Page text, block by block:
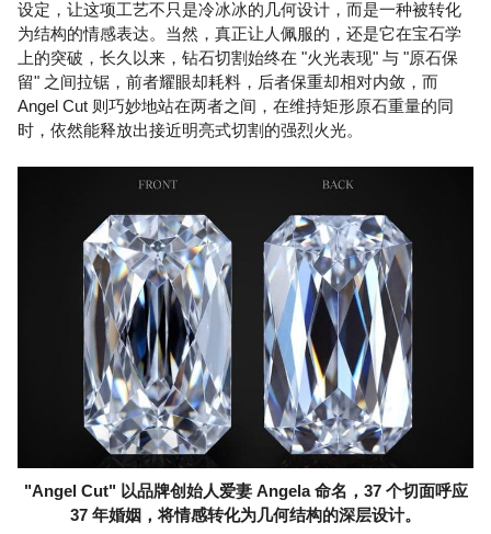
设定，让这项工艺不只是冷冰冰的几何设计，而是一种被转化
为结构的情感表达。当然，真正让人佩服的，还是它在宝石学
上的突破，长久以来，钻石切割始终在 "火光表现" 与 "原石保
留" 之间拉锯，前者耀眼却耗料，后者保重却相对内敛，而
Angel Cut 则巧妙地站在两者之间，在维持矩形原石重量的同
时，依然能释放出接近明亮式切割的强烈火光。
"Angel Cut" 以品牌创始人爱妻 Angela 命名，37 个切面呼应
37 年婚姻，将情感转化为几何结构的深层设计。